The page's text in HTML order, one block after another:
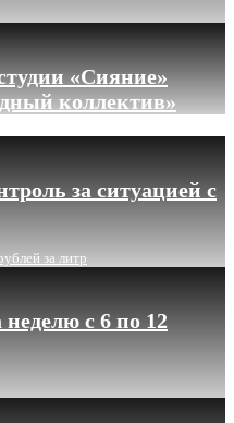
«Сияние»
коллектив»
за ситуацией с
за литр
с 6 по 12